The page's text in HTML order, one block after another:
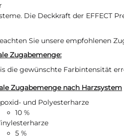
Die Deckkraft der EFFECT
Sie unsere empfohlenen
Zugabemenge:
die gewünschte Farbintensität
Zugabemenge nach Harzsystem
und Polyesterharze
10 %
5 %